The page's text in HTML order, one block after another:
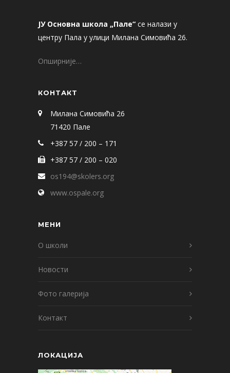
ЈУ Основна школа „Пале“ се налази у
центру Пала у улици Милана Симовића 26.
Опширније…
КОНТАКТ
Милана Симовића 26
71420 Пале
+387 57 / 200 – 171
+387 57 / 200 – 020
os194@skolers.org
www.ospale.org
МЕНИ
О школи
Новости
Фото галерија
Контакт
ЛОКАЦИЈА